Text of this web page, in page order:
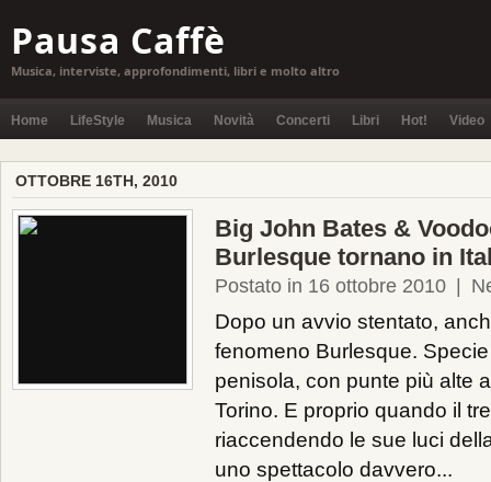
Pausa Caffè
Musica, interviste, approfondimenti, libri e molto altro
Home LifeStyle Musica Novità Concerti Libri Hot! Video
OTTOBRE 16TH, 2010
Big John Bates &
Burlesque tornano in
Postato in 16 ottobre 2010
Dopo un avvio stentato,
fenomeno Burlesque.
penisola, con punte più alte
Torino. E proprio quando il
riaccendendo le sue luci
uno spettacolo davvero...